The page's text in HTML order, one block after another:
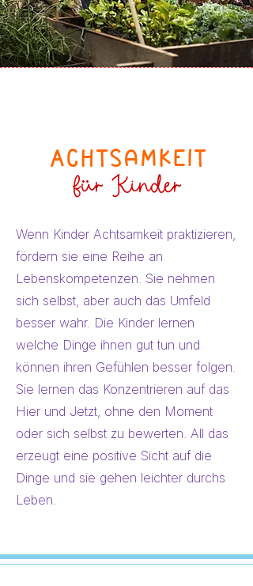
Achtsamkeit
für Kinder
Wenn Kinder Achtsamkeit praktizieren,
fördern sie eine Reihe an
Lebenskompetenzen. Sie nehmen
sich selbst, aber auch das Umfeld
besser wahr. Die Kinder lernen
welche Dinge ihnen gut tun und
können ihren Gefühlen besser folgen.
Sie lernen das Konzentrieren auf das
Hier und Jetzt, ohne den Moment
oder sich selbst zu bewerten. All das
erzeugt eine positive Sicht auf die
Dinge und sie gehen leichter durchs
Leben.